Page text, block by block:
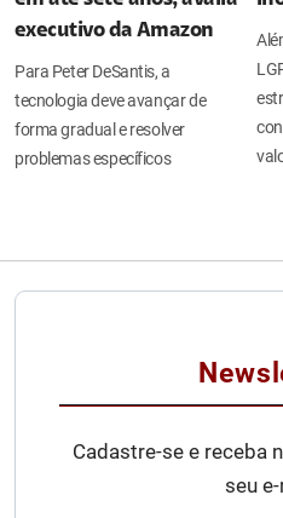
executivo da Amazon
Para Peter DeSantis, a
tecnologia deve avançar de
forma gradual e resolver
problemas específicos
Cadastre-se e receba
seu